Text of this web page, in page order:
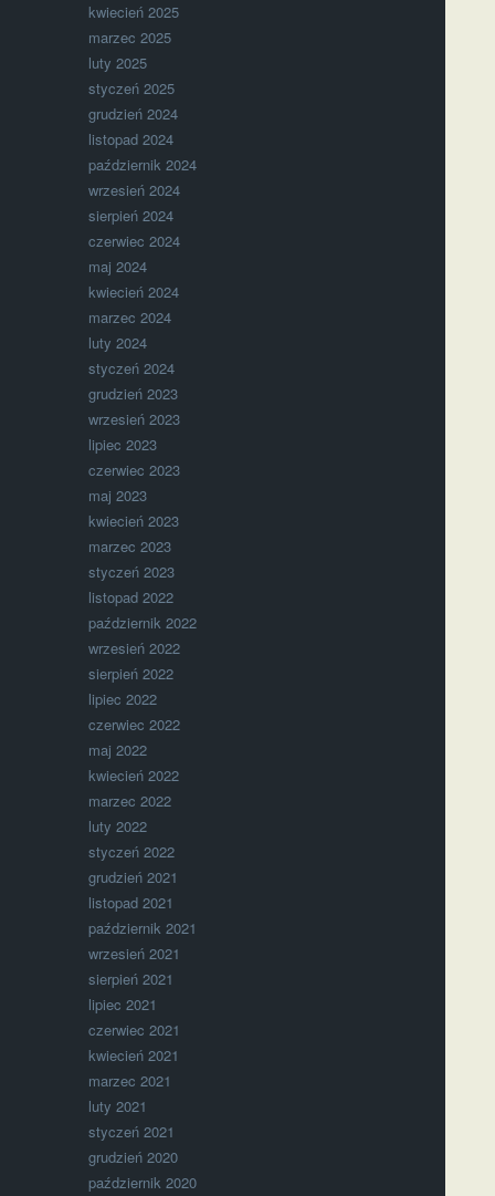
kwiecień 2025
marzec 2025
luty 2025
styczeń 2025
grudzień 2024
listopad 2024
październik 2024
wrzesień 2024
sierpień 2024
czerwiec 2024
maj 2024
kwiecień 2024
marzec 2024
luty 2024
styczeń 2024
grudzień 2023
wrzesień 2023
lipiec 2023
czerwiec 2023
maj 2023
kwiecień 2023
marzec 2023
styczeń 2023
listopad 2022
październik 2022
wrzesień 2022
sierpień 2022
lipiec 2022
czerwiec 2022
maj 2022
kwiecień 2022
marzec 2022
luty 2022
styczeń 2022
grudzień 2021
listopad 2021
październik 2021
wrzesień 2021
sierpień 2021
lipiec 2021
czerwiec 2021
kwiecień 2021
marzec 2021
luty 2021
styczeń 2021
grudzień 2020
październik 2020